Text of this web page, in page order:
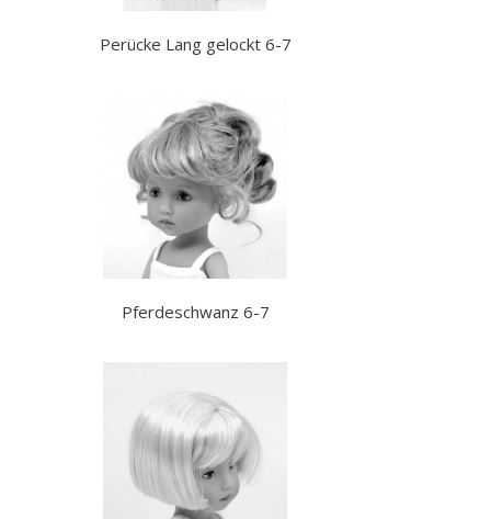
Perücke Lang gelockt 6-7
Pferdeschwanz 6-7